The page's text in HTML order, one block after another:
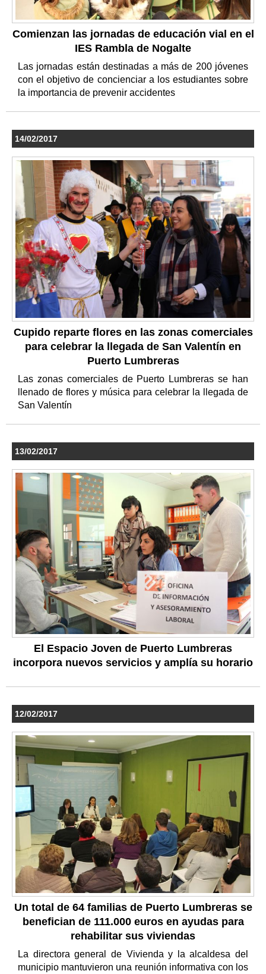
Comienzan las jornadas de educación vial en el
IES Rambla de Nogalte
Las jornadas están destinadas a más de 200 jóvenes
con el objetivo de concienciar a los estudiantes sobre
la importancia de prevenir accidentes
14/02/2017
Cupido reparte flores en las zonas comerciales
para celebrar la llegada de San Valentín en
Puerto Lumbreras
Las zonas comerciales de Puerto Lumbreras se han
llenado de flores y música para celebrar la llegada de
San Valentín
13/02/2017
El Espacio Joven de Puerto Lumbreras
incorpora nuevos servicios y amplía su horario
12/02/2017
Un total de 64 familias de Puerto Lumbreras se
benefician de 111.000 euros en ayudas para
rehabilitar sus viviendas
La directora general de Vivienda y la alcaldesa del
municipio mantuvieron una reunión informativa con los